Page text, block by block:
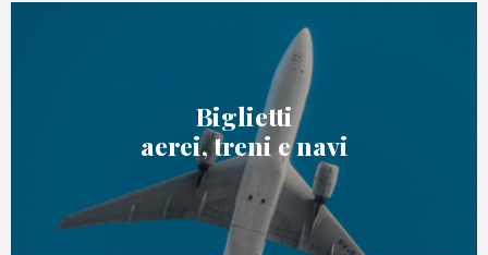
Biglietti
aerei, treni e navi